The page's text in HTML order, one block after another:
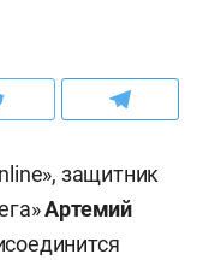
защитник
Артемий